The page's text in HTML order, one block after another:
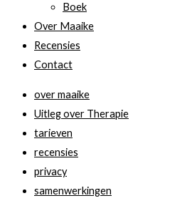
Boek
Over Maaike
Recensies
Contact
over maaike
Uitleg over Therapie
tarieven
recensies
privacy
samenwerkingen